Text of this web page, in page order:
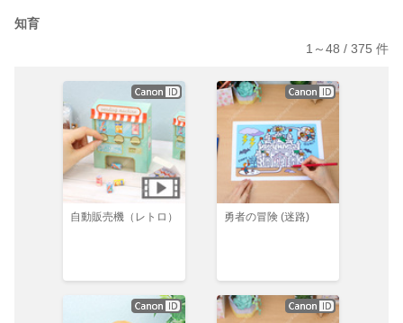
知育
1～48 / 375 件
自動販売機（レトロ） 勇者の冒険 (迷路)